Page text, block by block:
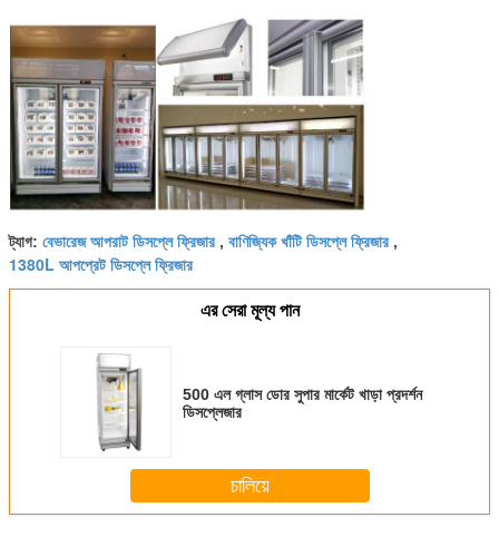
ট্যাগ: বেভারেজ আপরাট ডিসপ্লে ফ্রিজার , বাণিজ্যিক খাঁটি ডিসপ্লে ফ্রিজার ,
1380L আপপ্রেট ডিসপ্লে ফ্রিজার
এর সেরা মূল্য পান
500 এল গ্লাস ডোর সুপার মার্কেট খাড়া প্রদর্শন
ডিসপ্লেজার
চালিয়ে